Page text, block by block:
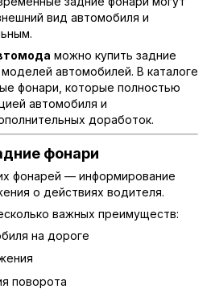
вид автомобиля и
можно купить задние
автомобилей. В каталоге
фонари, которые полностью
автомобиля и
доработок.
фонари
фонарей — информирование
о действиях водителя.
важных преимуществ:
на дороге
поворота